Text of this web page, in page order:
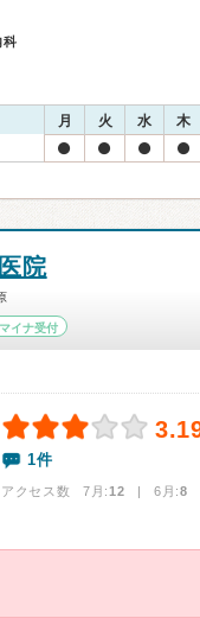
科
月 火 水 木
院
マイナ受付
1件
アクセス数 7月:12 | 6月:8